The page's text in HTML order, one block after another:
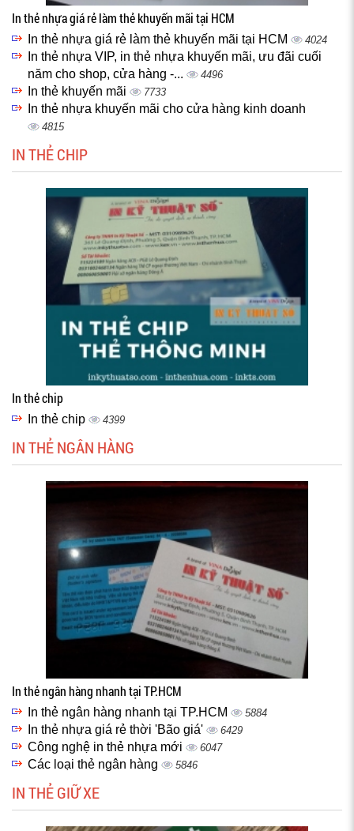
In thẻ nhựa giá rẻ làm thẻ khuyến mãi tại HCM
In thẻ nhựa giá rẻ làm thẻ khuyến mãi tại HCM 4024
In thẻ nhựa VIP, in thẻ nhựa khuyến mãi, ưu đãi cuối
năm cho shop, cửa hàng -...
4496
In thẻ khuyến mãi 7733
In thẻ nhựa khuyến mãi cho cửa hàng kinh doanh
4815
IN THẺ CHIP
In thẻ chip
In thẻ chip 4399
IN THẺ NGÂN HÀNG
In thẻ ngân hàng nhanh tại TP.HCM
In thẻ ngân hàng nhanh tại TP.HCM 5884
In thẻ nhựa giá rẻ thời 'Bão giá' 6429
Công nghệ in thẻ nhựa mới 6047
Các loại thẻ ngân hàng 5846
IN THẺ GIỮ XE